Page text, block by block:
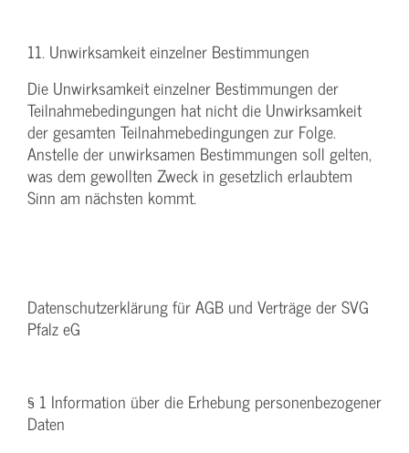
11. Unwirksamkeit einzelner Bestimmungen
Die Unwirksamkeit einzelner Bestimmungen der
Teilnahmebedingungen hat nicht die Unwirksamkeit
der gesamten Teilnahmebedingungen zur Folge.
Anstelle der unwirksamen Bestimmungen soll gelten,
was dem gewollten Zweck in gesetzlich erlaubtem
Sinn am nächsten kommt.
Datenschutzerklärung für AGB und Verträge der SVG
Pfalz eG
§ 1 Information über die Erhebung personenbezogener
Daten